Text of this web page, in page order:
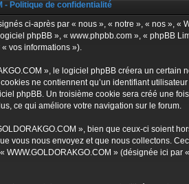
c
h
e
c
e
- Politique de confidentialité
ci-après par « nous », « notre », « nos », «
phpBB », « www.phpbb.com », « phpBB
vos informations »).
», le logiciel phpBB créera un certain
ne contiennent qu’un identifiant
phpBB. Un troisième cookie sera créé une
ce qui améliore votre navigation sur le forum.
», bien que ceux-ci soient
nous envoyez et que nous collectons.
» (désignée ici